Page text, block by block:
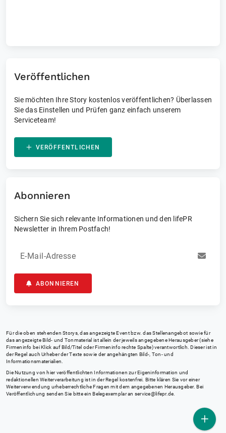
Veröffentlichen
Sie möchten Ihre Story kostenlos veröffentlichen? Überlassen
Sie das Einstellen und Prüfen ganz einfach unserem
Serviceteam!
VERÖFFENTLICHEN
Abonnieren
Sichern Sie sich relevante Informationen und den lifePR
Newsletter in Ihrem Postfach!
E-Mail-Adresse
ABONNIEREN
Für die oben stehenden Storys, das angezeigte Event bzw. das Stellenangebot sowie für
das angezeigte Bild- und Tonmaterial ist allein der jeweils angegebene Herausgeber (siehe
Firmeninfo bei Klick auf Bild/Titel oder Firmeninfo rechte Spalte) verantwortlich. Dieser ist in
der Regel auch Urheber der Texte sowie der angehängten Bild-, Ton- und
Informationsmaterialien.
Die Nutzung von hier veröffentlichten Informationen zur Eigeninformation und
redaktionellen Weiterverarbeitung ist in der Regel kostenfrei. Bitte klären Sie vor einer
Weiterverwendung urheberrechtliche Fragen mit dem angegebenen Herausgeber. Bei
Veröffentlichung senden Sie bitte ein Belegexemplar an service@lifepr.de